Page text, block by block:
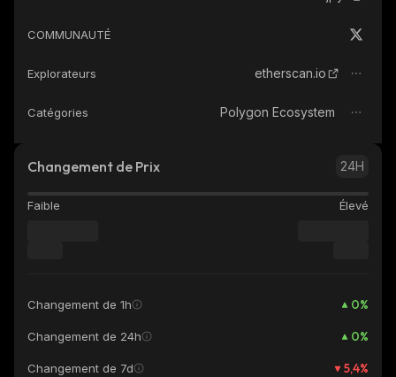
COMMUNAUTÉ
Explorateurs etherscan.io
Catégories Polygon Ecosystem
Changement de Prix 24H
Faible Élevé
Changement de 1h 0%
Changement de 24h 0%
Changement de 7d 5,4%